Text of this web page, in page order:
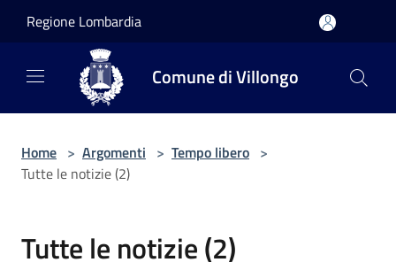
Regione Lombardia
Comune di Villongo
Home > Argomenti > Tempo libero >
Tutte le notizie (2)
Tutte le notizie (2)